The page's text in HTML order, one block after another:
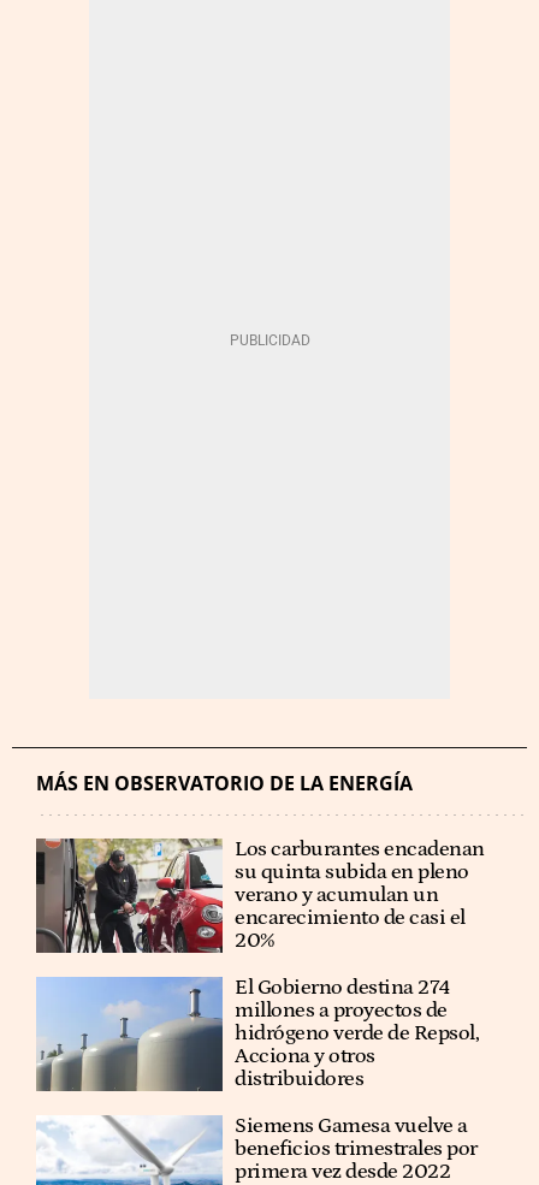
MÁS EN OBSERVATORIO DE LA ENERGÍA
Los carburantes encadenan
su quinta subida en pleno
verano y acumulan un
encarecimiento de casi el
20%
El Gobierno destina 274
millones a proyectos de
hidrógeno verde de Repsol,
Acciona y otros
distribuidores
Siemens Gamesa vuelve a
beneficios trimestrales por
primera vez desde 2022